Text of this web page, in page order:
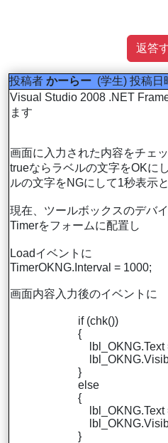
返答
投稿者 かーらー (学生) 投稿日
Visual Studio 2008 .NET
ます
画面に入力された内容をチェ
trueならラベルの文字をOKに
ルの文字をNGにして1秒表示
現在、ツールボックスのデバ
Timerをフォームに配置し
Loadイベントに
TimerOKNG.Interval = 1000;
画面内容入力後のイベントに
if (chk())
{
lbl_OKNG.Text =
lbl_OKNG.Visible
}
else
{
lbl_OKNG.Text =
lbl_OKNG.Visible
}